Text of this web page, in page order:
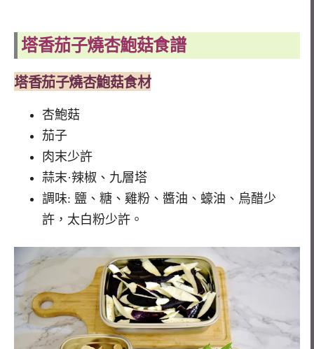
塔香茄子燒杏鮑菇食譜
塔香茄子燒杏鮑菇食材
杏鮑菇
茄子
肉末少許
蒜末·辣椒、九層塔
調味: 鹽、糖、雞粉、醬油、蠔油、烏醋少
許，太白粉少許。